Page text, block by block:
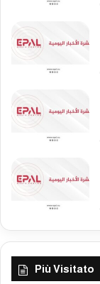
Più Visitato